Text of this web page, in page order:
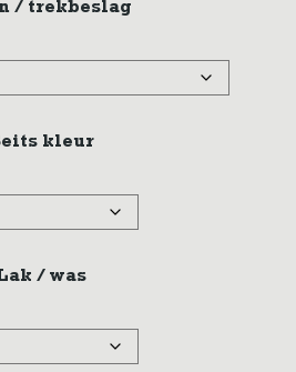
/ trekbeslag
kleur
/ was